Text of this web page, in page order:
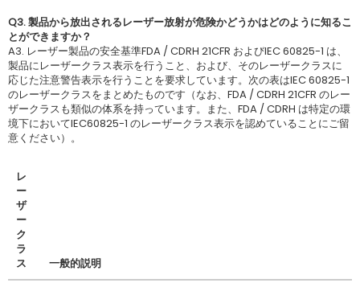
Q3. 製品から放出されるレーザー放射が危険かどうかはどのように知るこ
とができますか？
A3. レーザー製品の安全基準FDA / CDRH 21CFR およびIEC 60825-1 は、
製品にレーザークラス表示を行うこと、および、そのレーザークラスに
応じた注意警告表示を行うことを要求しています。次の表はIEC 60825-1
のレーザークラスをまとめたものです（なお、FDA / CDRH 21CFR のレー
ザークラスも類似の体系を持っています。また、FDA / CDRH は特定の環
境下においてIEC60825-1 のレーザークラス表示を認めていることにご留
意ください）。
レ
ー
ザ
ー
ク
ラ
ス
一般的説明